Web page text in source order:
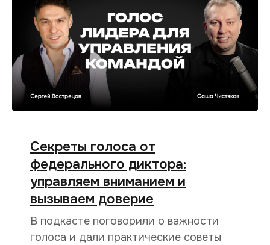
Секреты голоса от
федерального диктора:
управляем вниманием и
вызываем доверие
В подкасте поговорили о важности
голоса и дали практические советы